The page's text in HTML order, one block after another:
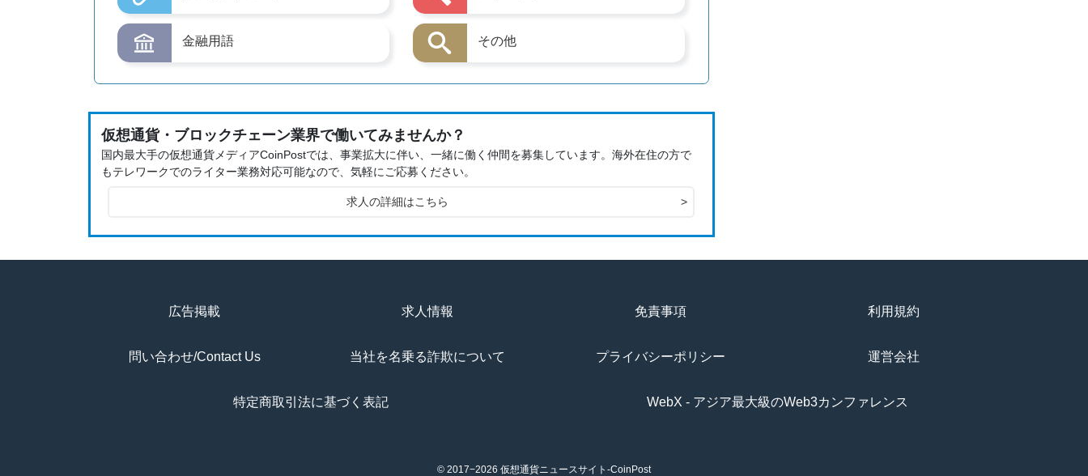
金融用語 その他
仮想通貨・ブロックチェーン業界で働いてみませんか？
国内最大手の仮想通貨メディアCoinPostでは、事業拡大に伴い、一緒に働く仲間を募集しています。海外在住の方で
もテレワークでのライター業務対応可能なので、気軽にご応募ください。
求人の詳細はこちら >
広告掲載 求人情報 免責事項 利用規約
問い合わせ/Contact Us 当社を名乗る詐欺について プライバシーポリシー 運営会社
特定商取引法に基づく表記 WebX - アジア最大級のWeb3カンファレンス
© 2017−2026 仮想通貨ニュースサイト-CoinPost